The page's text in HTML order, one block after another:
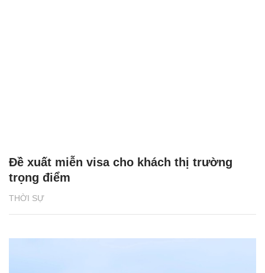
THỜI SỰ
Đề xuất miễn visa cho khách thị trường
trọng điểm